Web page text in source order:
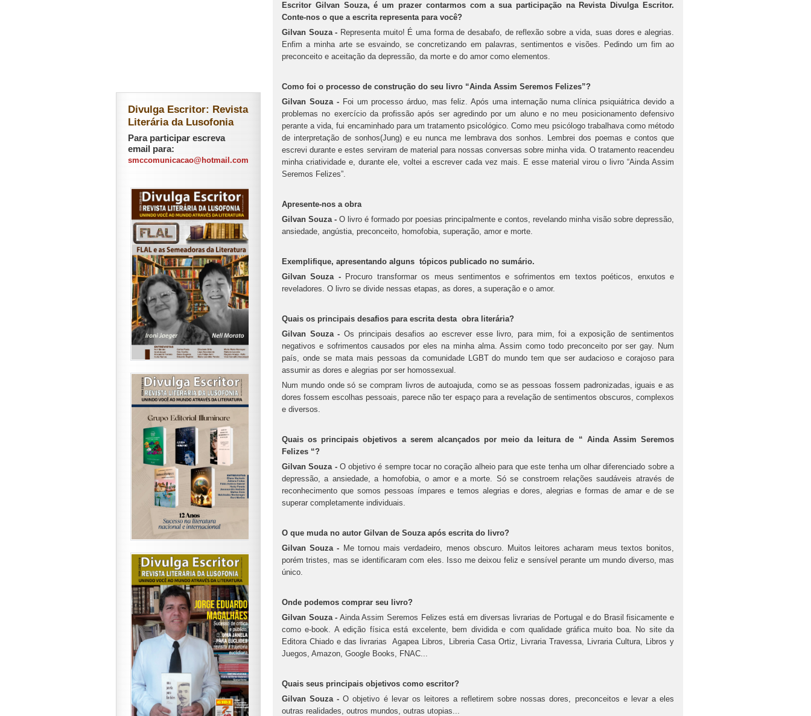
Escritor Gilvan Souza, é um prazer contarmos com a sua participação na Revista Divulga Escritor.
Conte-nos o que a escrita representa para você?
Gilvan Souza - Representa muito! É uma forma de desabafo, de reflexão sobre a vida, suas dores e alegrias.
Enfim a minha arte se esvaindo, se concretizando em palavras, sentimentos e visões. Pedindo um fim ao
preconceito e aceitação da depressão, da morte e do amor como elementos.
Como foi o processo de construção do seu livro “Ainda Assim Seremos Felizes”?
Gilvan Souza -Foi um processo árduo, mas feliz. Após uma internação numa clínica psiquiátrica devido a
problemas no exercício da profissão após ser agredindo por um aluno e no meu posicionamento defensivo
perante a vida, fui encaminhado para um tratamento psicológico. Como meu psicólogo trabalhava como método
de interpretação de sonhos(Jung) e eu nunca me lembrava dos sonhos. Lembrei dos poemas e contos que
escrevi durante e estes serviram de material para nossas conversas sobre minha vida. O tratamento reacendeu
minha criatividade e, durante ele, voltei a escrever cada vez mais. E esse material virou o livro “Ainda Assim
Seremos Felizes”.
Apresente-nos a obra
Gilvan Souza - O livro é formado por poesias principalmente e contos, revelando minha visão sobre depressão,
ansiedade, angústia, preconceito, homofobia, superação, amor e morte.
Exemplifique, apresentando alguns tópicos publicado no sumário.
Gilvan Souza -Procuro transformar os meus sentimentos e sofrimentos em textos poéticos, enxutos e
reveladores. O livro se divide nessas etapas, as dores, a superação e o amor.
Quais os principais desafios para escrita desta obra literária?
Gilvan Souza - Os principais desafios ao escrever esse livro, para mim, foi a exposição de sentimentos
negativos e sofrimentos causados por eles na minha alma. Assim como todo preconceito por ser gay. Num
país, onde se mata mais pessoas da comunidade LGBT do mundo tem que ser audacioso e corajoso para
assumir as dores e alegrias por ser homossexual.
Num mundo onde só se compram livros de autoajuda, como se as pessoas fossem padronizadas, iguais e as
dores fossem escolhas pessoais, parece não ter espaço para a revelação de sentimentos obscuros, complexos
e diversos.
Quais os principais objetivos a serem alcançados por meio da leitura de “ Ainda Assim Seremos
Felizes “?
Gilvan Souza -O objetivo é sempre tocar no coração alheio para que este tenha um olhar diferenciado sobre a
depressão, a ansiedade, a homofobia, o amor e a morte. Só se constroem relações saudáveis através de
reconhecimento que somos pessoas ímpares e temos alegrias e dores, alegrias e formas de amar e de se
superar completamente individuais.
O que muda no autor Gilvan de Souza após escrita do livro?
Gilvan Souza - Me tornou mais verdadeiro, menos obscuro. Muitos leitores acharam meus textos bonitos,
porém tristes, mas se identificaram com eles. Isso me deixou feliz e sensível perante um mundo diverso, mas
único.
Onde podemos comprar seu livro?
Gilvan Souza - Ainda Assim Seremos Felizes está em diversas livrarias de Portugal e do Brasil fisicamente e
como e-book. A edição física está excelente, bem dividida e com qualidade gráfica muito boa. No site da
Editora Chiado e das livrarias Agapea Libros, Libreria Casa Ortiz, Livraria Travessa, Livraria Cultura, Libros y
Juegos, Amazon, Google Books, FNAC...
Quais seus principais objetivos como escritor?
Gilvan Souza - O objetivo é levar os leitores a refletirem sobre nossas dores, preconceitos e levar a eles
outras realidades, outros mundos, outras utopias...
Divulga Escritor: Revista
Literária da Lusofonia
Para participar escreva
email para:
smccomunicacao@hotmail.com